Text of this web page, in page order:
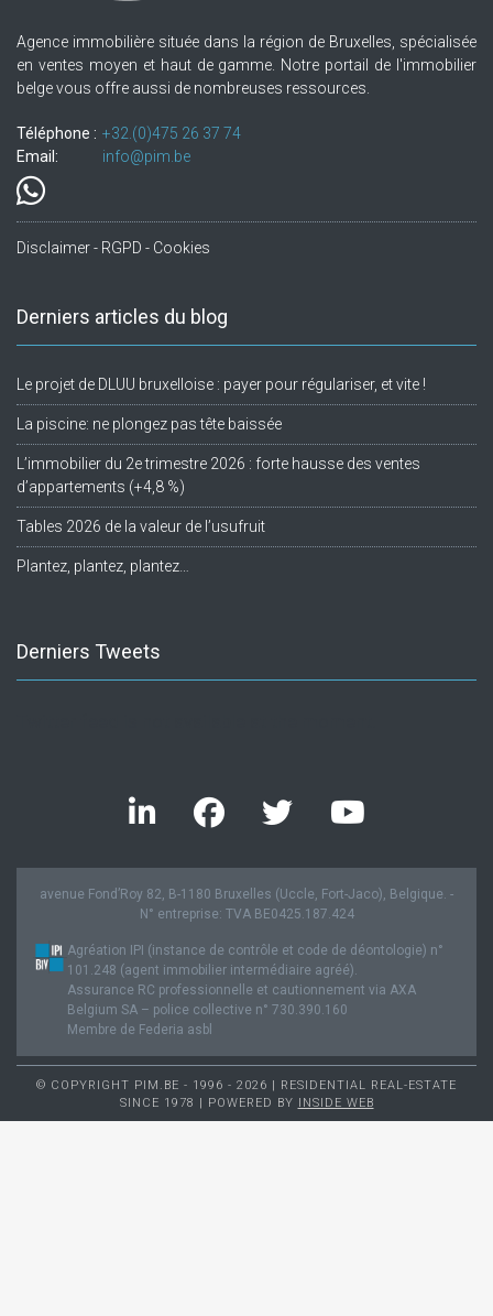
Agence immobilière située dans la région de Bruxelles, spécialisée
en ventes moyen et haut de gamme. Notre portail de l'immobilier
belge vous offre aussi de nombreuses ressources.
Téléphone : +32.(0)475 26 37 74
Email:
info@pim.be
Disclaimer - RGPD - Cookies
Derniers articles du blog
Le projet de DLUU bruxelloise : payer pour régulariser, et vite !
La piscine: ne plongez pas tête baissée
L’immobilier du 2e trimestre 2026 : forte hausse des ventes
d’appartements (+4,8 %)
Tables 2026 de la valeur de l’usufruit
Plantez, plantez, plantez…
Derniers Tweets
avenue Fond’Roy 82, B-1180 Bruxelles (Uccle, Fort-Jaco), Belgique. -
N° entreprise: TVA BE0425.187.424
Agréation IPI (instance de contrôle et code de déontologie) n°
101.248 (agent immobilier intermédiaire agréé).
Assurance RC professionnelle et cautionnement via AXA
Belgium SA – police collective n° 730.390.160
Membre de Federia asbl
© COPYRIGHT PIM.BE - 1996 - 2026 | RESIDENTIAL REAL-ESTATE
SINCE 1978 | POWERED BY INSIDE WEB